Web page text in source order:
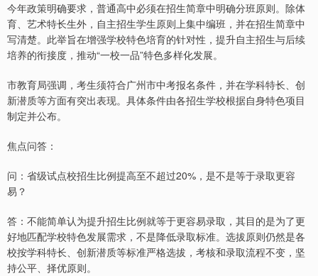
今年政策明确要求，普通高中必须在招生简章中明确分班原则。除体
育、艺术特长生外，自主招生学生原则上集中编班，并在招生简章中
写清楚。此举旨在增强学校特色培育的针对性，提升自主招生与后续
培养的衔接度，推动“一校一品”特色多样化发展。
市教育局强调，考生须符合广州市中考报名条件，并在学科特长、创
新潜质等方面有突出表现。具体条件由各招生学校根据自身特色项目
制定并公布。
焦点问答：
问：省级试点校招生比例提高至不超过20%，是不是等于录取更容
易？
答：不能简单认为提升招生比例就等于更容易录取，其目的是为了更
好地匹配学校特色发展需求，不是降低录取标准。选拔原则仍然是各
校按学科特长、创新潜质等标准严格选拔，考核和录取流程不变，坚
持公平、择优原则。